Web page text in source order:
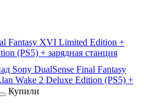
Fantasy XVI Limited Edition +
(PS5) + зарядная станция
Sony DualSense Final Fantasy
Wake 2 Deluxe Edition (PS5) +
Купили